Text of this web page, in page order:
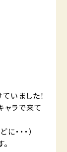
いました！
ャラで来て
・・・）